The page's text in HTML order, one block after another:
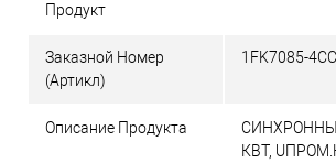
Продукт
Заказной Номер
(Артикл)
1FK7085-
Описание Продукта
КВТ,